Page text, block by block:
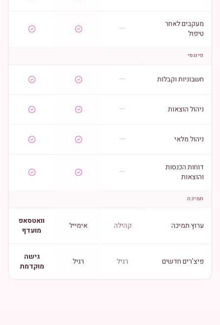
מעקבים לאחר
טיפול
—
פיננסי
חשבוניות וקבלות —
ניהול הוצאות —
ניהול מלאי —
דוחות הכנסות
והוצאות
—
תמיכה
ערוץ תמיכה קהילה אימייל
וואטסאפ
מועדף
פיצ'רים חדשים רגיל רגיל
גישה
מוקדמת